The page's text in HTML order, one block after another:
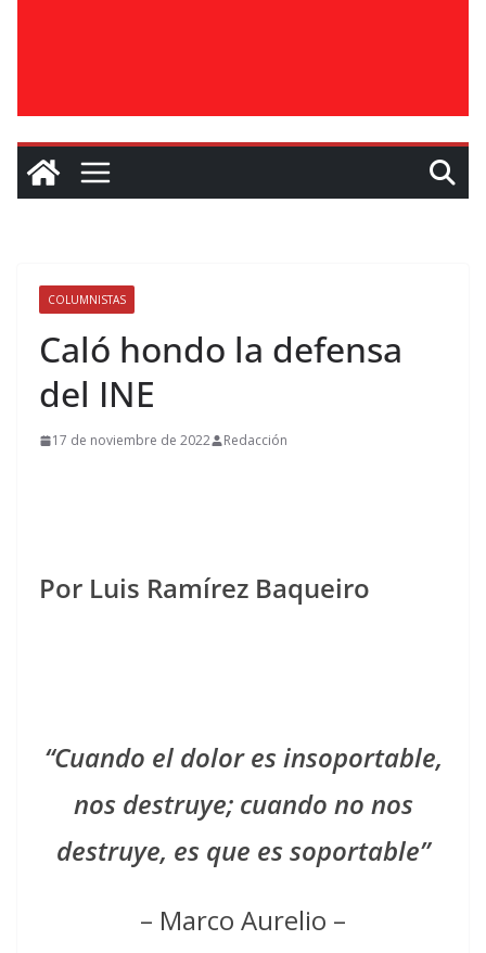
COLUMNISTAS
Caló hondo la defensa
del INE
17 de noviembre de 2022 Redacción
Por Luis Ramírez Baqueiro
“Cuando el dolor es insoportable,
nos destruye; cuando no nos
destruye, es que es soportable”
– Marco Aurelio –